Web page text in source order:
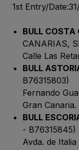
1st Entry/
BULL COSTA
CANARIAS,
Calle Las
BULL
B76315803)
Fernando
Gran Canaria.
BULL
- B76315845)
Avda. de